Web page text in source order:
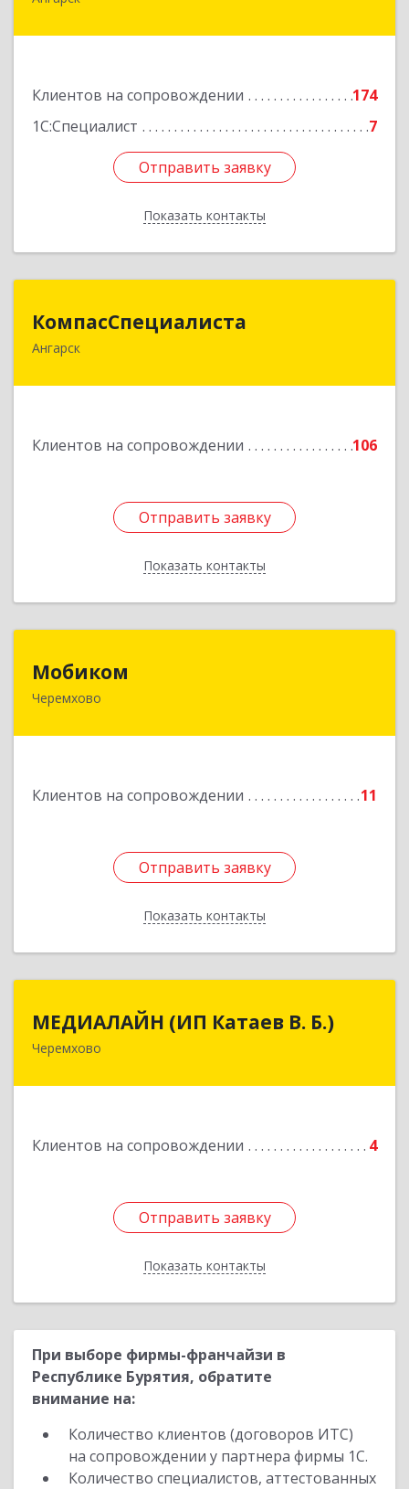
Клиентов на сопровождении
174
1С:Специалист
7
Отправить заявку
Показать контакты
Отправить заявку
Назад
КомпасСпециалиста
Ангарск
Клиентов на сопровождении 106
Отправить заявку
Показать контакты
665826, Иркутская обл, Ангарск г, 12А мкр, дом
Отправить заявку
Назад
Мобиком
Черемхово
Клиентов на сопровождении 11
Отправить заявку
Показать контакты
Отправить заявку
Назад
МЕДИАЛАЙН (ИП Катаев В. Б.)
Черемхово
Клиентов на сопровождении 4
Отправить заявку
Показать контакты
МЕДИАЛАЙН (ИП Катаев В. Б.)
665413, Иркутская обл, Черемхово г, Ленина ул,
Отправить заявку
Назад
При выборе фирмы-франчайзи в
Республике Бурятия, обратите
внимание на:
Количество клиентов (договоров ИТС)
на сопровождении у партнера фирмы 1С.
Количество специалистов, аттестованных